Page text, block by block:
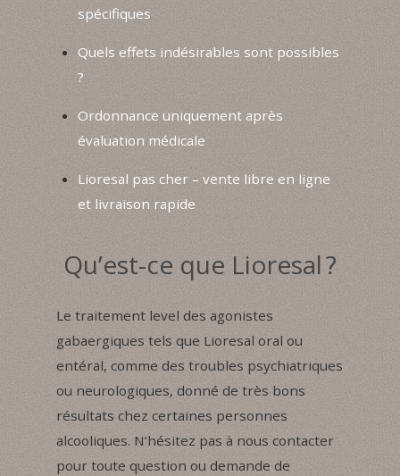
spécifiques
Quels effets indésirables sont possibles
?
Ordonnance uniquement après
évaluation médicale
Lioresal pas cher – vente libre en ligne
et livraison rapide
Qu’est-ce que Lioresal ?
Le traitement level des agonistes
gabaergiques tels que Lioresal oral ou
entéral, comme des troubles psychiatriques
ou neurologiques, donné de très bons
résultats chez certaines personnes
alcooliques. N’hésitez pas à nous contacter
pour toute question ou demande de